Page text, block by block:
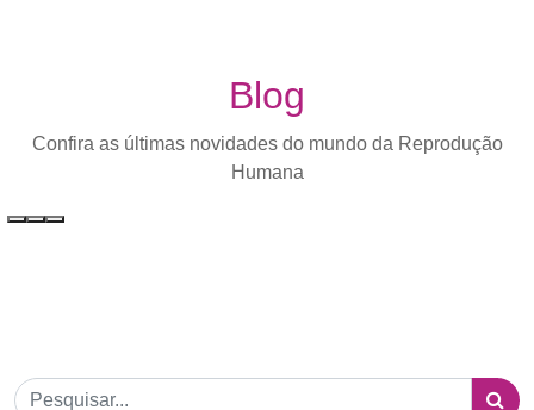
Blog
Confira as últimas novidades do mundo da Reprodução
Humana